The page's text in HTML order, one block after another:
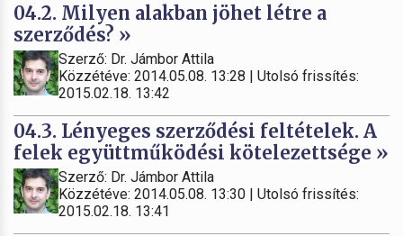
04.2. Milyen alakban jöhet létre a
szerződés? »
Szerző: Dr. Jámbor Attila
Közzétéve: 2014.05.08. 13:28 | Utolsó frissítés:
2015.02.18. 13:42
04.3. Lényeges szerződési feltételek. A
felek együttműködési kötelezettsége »
Szerző: Dr. Jámbor Attila
Közzétéve: 2014.05.08. 13:30 | Utolsó frissítés:
2015.02.18. 13:41